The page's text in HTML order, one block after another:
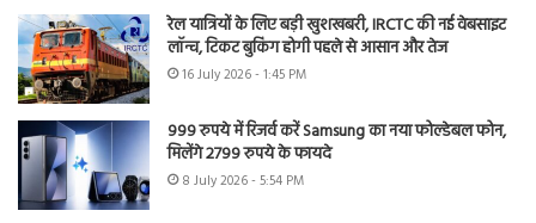
रेल यात्रियों के लिए बड़ी खुशखबरी, IRCTC की नई वेबसाइट
लॉन्च, टिकट बुकिंग होगी पहले से आसान और तेज
16 July 2026 - 1:45 PM
999 रुपये में रिजर्व करें Samsung का नया फोल्डेबल फोन,
मिलेंगे 2799 रुपये के फायदे
8 July 2026 - 5:54 PM